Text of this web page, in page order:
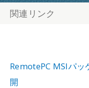
関連リンク
RemotePC MSIパ
開